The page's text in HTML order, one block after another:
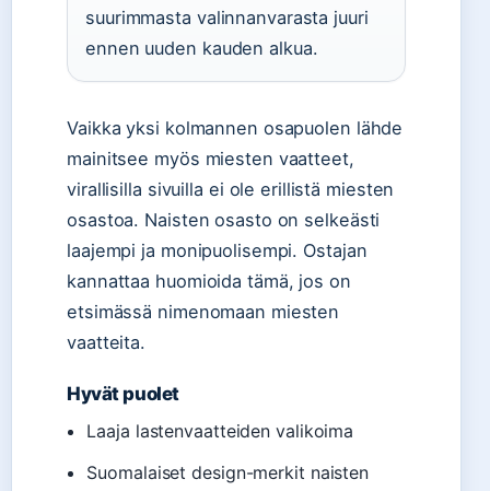
suurimmasta valinnanvarasta juuri
ennen uuden kauden alkua.
Vaikka yksi kolmannen osapuolen lähde
mainitsee myös miesten vaatteet,
virallisilla sivuilla ei ole erillistä miesten
osastoa. Naisten osasto on selkeästi
laajempi ja monipuolisempi. Ostajan
kannattaa huomioida tämä, jos on
etsimässä nimenomaan miesten
vaatteita.
Hyvät puolet
Laaja lastenvaatteiden valikoima
Suomalaiset design-merkit naisten